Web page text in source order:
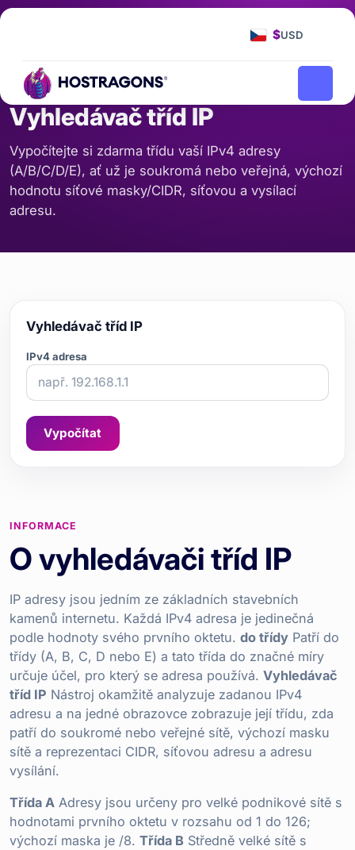
$USD
Vyhledávač tříd IP
Vypočítejte si zdarma třídu vaší IPv4 adresy
(A/B/C/D/E), ať už je soukromá nebo veřejná, výchozí
hodnotu síťové masky/CIDR, síťovou a vysílací
adresu.
Vyhledávač tříd IP
IPv4 adresa
Vypočítat
INFORMACE
O vyhledávači tříd IP
IP adresy jsou jedním ze základních stavebních
kamenů internetu. Každá IPv4 adresa je jedinečná
podle hodnoty svého prvního oktetu. do třídy Patří do
třídy (A, B, C, D nebo E) a tato třída do značné míry
určuje účel, pro který se adresa používá. Vyhledávač
tříd IP Nástroj okamžitě analyzuje zadanou IPv4
adresu a na jedné obrazovce zobrazuje její třídu, zda
patří do soukromé nebo veřejné sítě, výchozí masku
sítě a reprezentaci CIDR, síťovou adresu a adresu
vysílání.
Třída A Adresy jsou určeny pro velké podnikové sítě s
hodnotami prvního oktetu v rozsahu od 1 do 126;
výchozí maska je /8. Třída B Středně velké sítě s